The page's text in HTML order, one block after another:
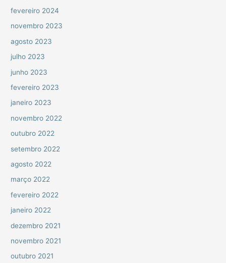
fevereiro 2024
novembro 2023
agosto 2023
julho 2023
junho 2023
fevereiro 2023
janeiro 2023
novembro 2022
outubro 2022
setembro 2022
agosto 2022
março 2022
fevereiro 2022
janeiro 2022
dezembro 2021
novembro 2021
outubro 2021